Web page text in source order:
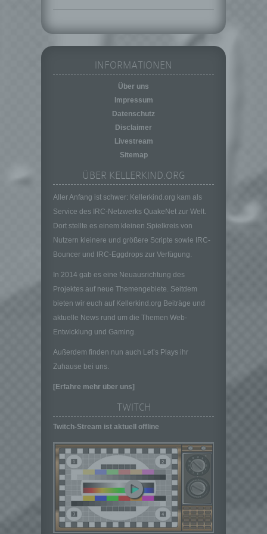
INFORMATIONEN
Über uns
Impressum
Datenschutz
Disclaimer
Livestream
Sitemap
ÜBER KELLERKIND.ORG
Aller Anfang ist schwer: Kellerkind.org kam als
Service des IRC-Netzwerks QuakeNet zur Welt.
Dort stellte es einem kleinen Spielkreis von
Nutzern kleinere und größere Scripte sowie IRC-
Bouncer und IRC-Eggdrops zur Verfügung.
In 2014 gab es eine Neuausrichtung des
Projektes auf neue Themengebiete. Seitdem
bieten wir euch auf Kellerkind.org Beiträge und
aktuelle News rund um die Themen Web-
Entwicklung und Gaming.
Außerdem finden nun auch Let’s Plays ihr
Zuhause bei uns.
[Erfahre mehr über uns]
TWITCH
Twitch-Stream ist aktuell offline
personenbezogener Daten in einer Weise,
Informationen nicht mehr einer spezifischen
betroffenen Person zugeordnet werden
können, sofern diese zusätzlichen
Informationen gesondert aufbewahrt werden
und technischen und organisatorischen
Maßnahmen unterliegen, die gewährleisten,
dass die personenbezogenen Daten nicht
natürlichen Person zugewiesen werden.
g) Verantwortlicher oder für die Verarbeitung
Verantwortlicher
Verantwortlicher oder für die Verarbeitung
Verantwortlicher ist die natürliche oder
juristische Person, Behörde, Einrichtung
oder andere Stelle, die allein oder
gemeinsam mit anderen über die Zwecke
personenbezogenen Daten entscheidet.
Sind die Zwecke und Mittel dieser
Verarbeitung durch das Unionsrecht oder
so kann der Verantwortliche
beziehungsweise können die bestimmten
Kriterien seiner Benennung nach dem
Unionsrecht oder dem Recht der
Mitgliedstaaten vorgesehen werden.
h) Auftragsverarbeiter
Auftragsverarbeiter ist eine natürliche oder
juristische Person, Behörde, Einrichtung
oder andere Stelle, die personenbezogene
Daten im Auftrag des Verantwortlichen
verarbeitet.
i) Empfänger
Empfänger ist eine natürliche oder juristische
Person, Behörde, Einrichtung oder andere
Stelle, der personenbezogene Daten
offengelegt werden, unabhängig davon, ob